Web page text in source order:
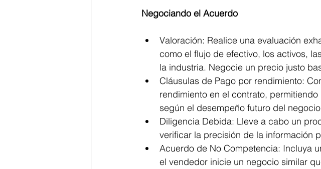
Negociando el Acuerdo
Valoración: Realice una evaluación
como el flujo de efectivo, los activos,
la industria. Negocie un precio justo
Cláusulas de Pago por rendimiento:
rendimiento en el contrato,
según el desempeño futuro del
Diligencia Debida: Lleve a cabo un
verificar la precisión de la información
Acuerdo de No Competencia: Incluya
el vendedor inicie un negocio similar